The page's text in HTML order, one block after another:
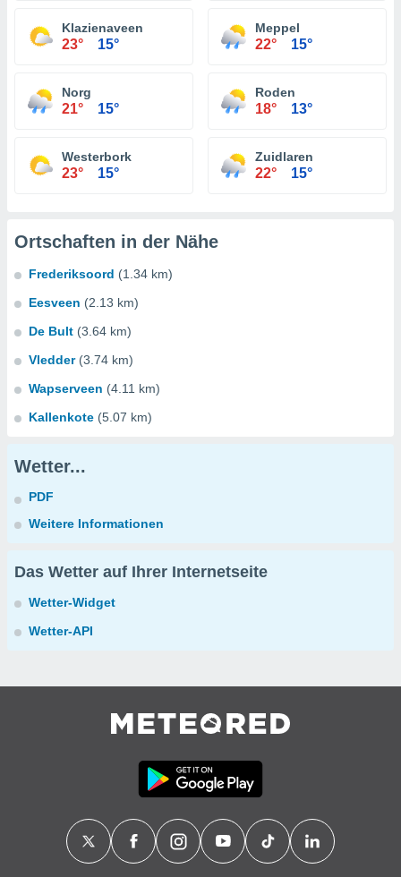
Klazienaveen
23° 15°
Meppel
22° 15°
Norg
21° 15°
Roden
18° 13°
Westerbork
23° 15°
Zuidlaren
22° 15°
Ortschaften in der Nähe
Frederiksoord (1.34 km)
Eesveen (2.13 km)
De Bult (3.64 km)
Vledder (3.74 km)
Wapserveen (4.11 km)
Kallenkote (5.07 km)
Wetter...
PDF
Weitere Informationen
Das Wetter auf Ihrer Internetseite
Wetter-Widget
Wetter-API